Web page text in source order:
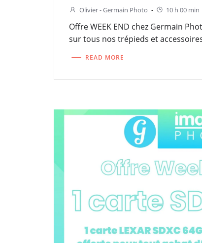
Olivier - Germain Photo - 10 h 00 min
Offre WEEK END chez Germain
sur tous nos trépieds et
READ MORE